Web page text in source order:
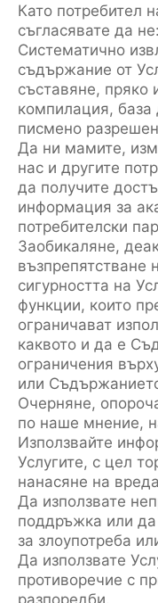
Като потребител
съгласявате да не:
Систематично
съдържание от
съставяне, пряко
компилация, база
писмено
Да ни мамите,
нас и другите
да получите
информация за
потребителски
Заобикаляне,
възпрепятстване
сигурността на
функции, които
ограничават
каквото и да е
ограничения
или
Очерняне,
по наше мнение,
Използвайте
Услугите, с цел
нанасяне на
Да използвате
поддръжка или
за злоупотреба
Да използвате
противоречие с
разпоредби.